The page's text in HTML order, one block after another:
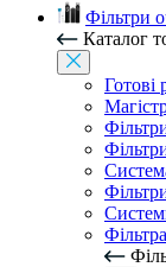
Фільтри
Каталог
Готові